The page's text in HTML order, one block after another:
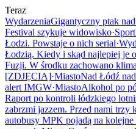
Teraz
WydarzeniaGigantyczny ptak
Festival szykuje widowisko·Sport
Łodzi. Powstaje o nich serial·
Łodzią. Kiedy i skąd najlepiej je
Fuzji. W środku zachowano
[ZDJĘCIA]·MiastoNad Łódź
alert IMGW·MiastoAlkohol po
Raport po kontroli łódzkiego
zabrzmi jazzem. Przed nami trzy
autobusy MPK pojadą na kolejne